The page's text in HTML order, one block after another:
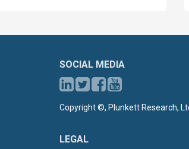
SOCIAL MEDIA
Copyright ©, Plunkett Research,
LEGAL